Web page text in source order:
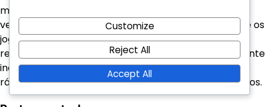
muitos jogos oferecem uma versão standard e uma
versão premium do Passe de Batalha, permitindo que os
jogadores escolham com base em seu orçamento e
recompensas desejadas. A versão premium geralmente
inclui itens exclusivos adicionais ou progressão mais
rápida, tornando-a atraente para jogadores dedicados.
Customize
Reject All
Accept All